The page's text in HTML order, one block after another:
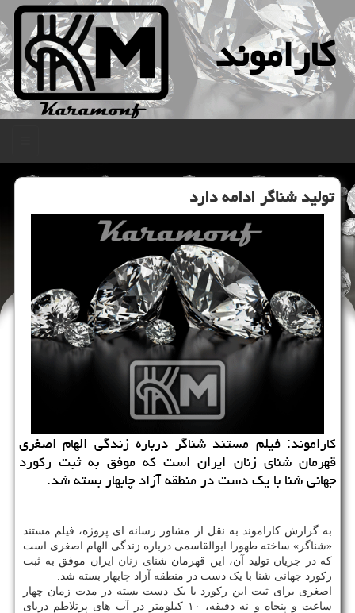
كاراموند
تولید شناگر ادامه دارد
كاراموند: فیلم مستند شناگر درباره زندگی الهام اصغری
قهرمان شنای زنان ایران است كه موفق به ثبت ركورد
جهانی شنا با یك دست در منطقه آزاد چابهار بسته شد.
به گزارش کاراموند به نقل از مشاور رسانه ای پروژه، فیلم مستند
«شناگر» ساخته طهورا ابوالقاسمی درباره زندگی الهام اصغری است
که در جریان تولید آن، این قهرمان شنای زنان ایران موفق به ثبت
رکورد جهانی شنا با یک دست در منطقه آزاد چابهار بسته شد.
اصغری برای ثبت این رکورد با یک دست بسته در مدت زمان چهار
ساعت و پنجاه و نه دقیقه، ۱۰ کیلومتر در آب های پرتلاطم دریای